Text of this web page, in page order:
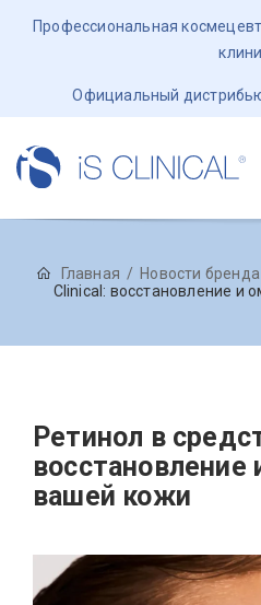
Профессиональная
Официальный
Главная Новости бренда
Clinical: восстановление и
Ретинол в
вашей кожи